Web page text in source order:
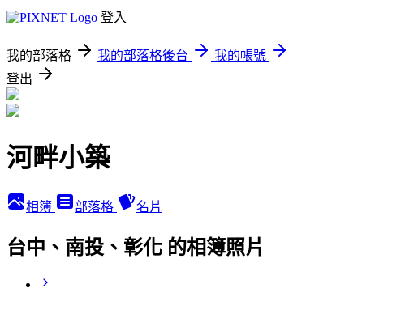
登入
我的部落格 我的部落格後台
我的帳號
登出
河畔小築
相簿 部落格 名片
台中、南投、彰化 的相簿照片